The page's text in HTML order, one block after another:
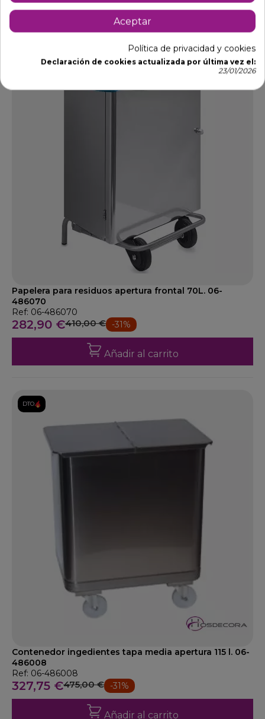
Papelera para residuos apertura frontal 70L. 06-
486070
Ref: 06-486070
282,90 €410,00 € -31%
Añadir al carrito
DTO.
Contenedor ingedientes tapa media apertura 115 l. 06-
486008
Ref: 06-486008
327,75 €475,00 € -31%
Añadir al carrito
Aceptar
Política de privacidad y cookies
Declaración de cookies actualizada por última vez el:
23/01/2026